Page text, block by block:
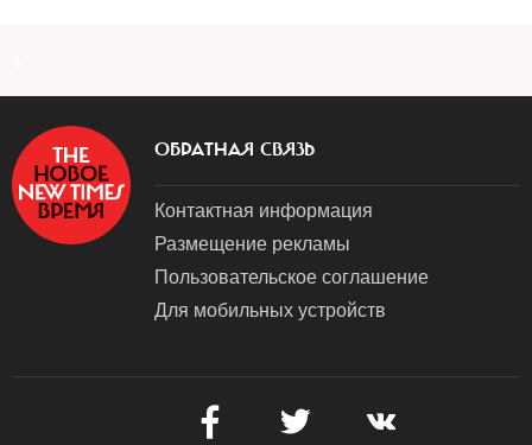
ОБРАТНАЯ СВЯЗЬ
Контактная информация
Размещение рекламы
Пользовательское соглашение
Для мобильных устройств